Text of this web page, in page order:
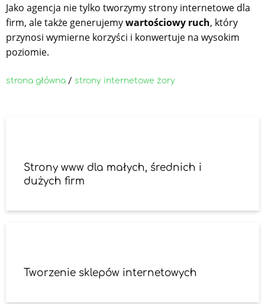
Jako agencja nie tylko tworzymy strony internetowe dla
firm, ale także generujemywartościowy ruch, który
przynosi wymierne korzyści i konwertuje na wysokim
poziomie.
strona główna / strony internetowe żory
Strony www dla małych, średnich i
dużych firm
Tworzenie sklepów internetowych